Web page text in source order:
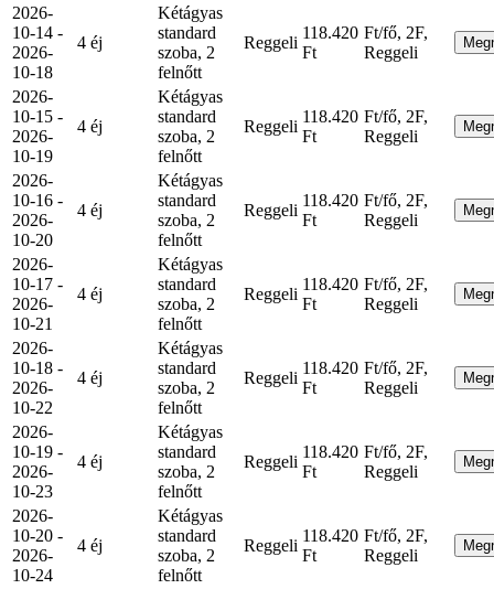
2026-
10-14 -
2026-
10-18
4 éj
Kétágyas
standard
szoba, 2
felnőtt
Reggeli
118.420
Ft
Ft/fő, 2F,
Reggeli
2026-
10-15 -
2026-
10-19
4 éj
Kétágyas
standard
szoba, 2
felnőtt
Reggeli
118.420
Ft
Ft/fő, 2F,
Reggeli
2026-
10-16 -
2026-
10-20
4 éj
Kétágyas
standard
szoba, 2
felnőtt
Reggeli
118.420
Ft
Ft/fő, 2F,
Reggeli
2026-
10-17 -
2026-
10-21
4 éj
Kétágyas
standard
szoba, 2
felnőtt
Reggeli
118.420
Ft
Ft/fő, 2F,
Reggeli
2026-
10-18 -
2026-
10-22
4 éj
Kétágyas
standard
szoba, 2
felnőtt
Reggeli
118.420
Ft
Ft/fő, 2F,
Reggeli
2026-
10-19 -
2026-
10-23
4 éj
Kétágyas
standard
szoba, 2
felnőtt
Reggeli
118.420
Ft
Ft/fő, 2F,
Reggeli
2026-
10-20 -
2026-
10-24
4 éj
Kétágyas
standard
szoba, 2
felnőtt
Reggeli
118.420
Ft
Ft/fő, 2F,
Reggeli